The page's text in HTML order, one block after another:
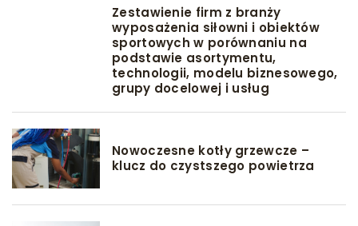
Zestawienie firm z branży
wyposażenia siłowni i obiektów
sportowych w porównaniu na
podstawie asortymentu,
technologii, modelu biznesowego,
grupy docelowej i usług
Nowoczesne kotły grzewcze –
klucz do czystszego powietrza